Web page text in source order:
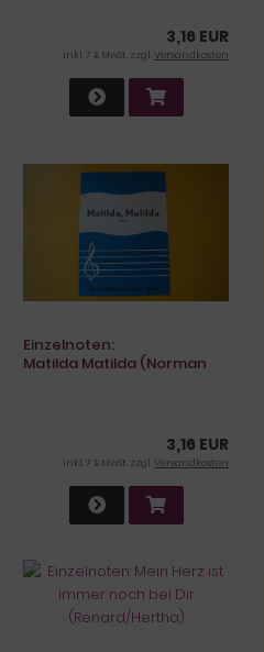
3,16 EUR
inkl. 7 % MwSt. zzgl.Versandkosten
Einzelnoten:
Matilda Matilda (Norman
3,16 EUR
inkl. 7 % MwSt. zzgl.Versandkosten